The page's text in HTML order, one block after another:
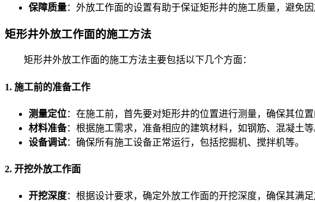
保障质量：外放工作面的设置有助于保证矩形井的施工质量，避免
矩形井外放工作面的施工方法
矩形井外放工作面的施工方法主要包括以下几个方面：
1. 施工前的准备工作
测量定位：在施工前，首先要对矩形井的位置进行测量，确保其位置
材料准备：根据施工需求，准备相应的建筑材料，如钢筋、混凝土等
设备调试：确保所有施工设备正常运行，包括挖掘机、搅拌机等。
2. 开挖外放工作面
开挖深度：根据设计要求，确定外放工作面的开挖深度，确保其满足